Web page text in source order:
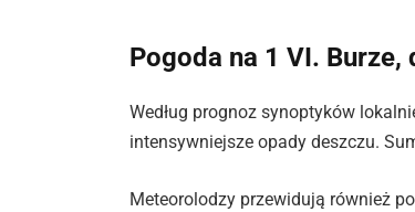
Pogoda na 1 VI.
Według prognoz synoptyków
intensywniejsze opady deszczu.
Meteorolodzy przewidują również